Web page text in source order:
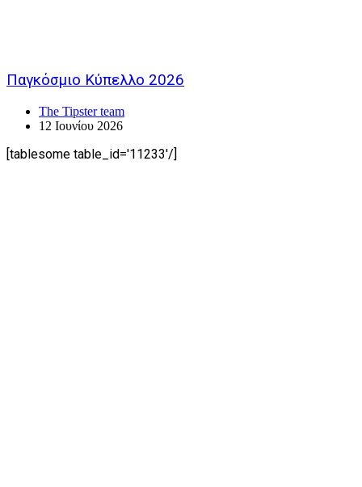
Παγκόσμιο Κύπελλο 2026
The Tipster team
12 Ιουνίου 2026
[tablesome table_id='11233'/]